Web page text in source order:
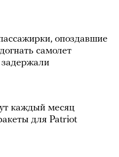
опоздавшие
самолет
каждый месяц
для Patriot